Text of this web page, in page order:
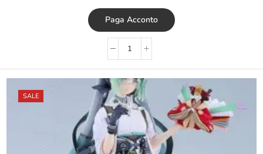
Paga Acconto
SALE